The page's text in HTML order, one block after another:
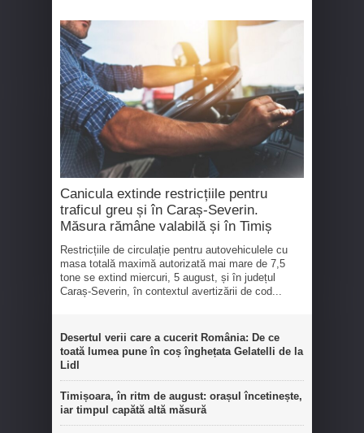
Canicula extinde restricțiile pentru
traficul greu și în Caraș-Severin.
Măsura rămâne valabilă și în Timiș
Restricțiile de circulație pentru autovehiculele cu
masa totală maximă autorizată mai mare de 7,5
tone se extind miercuri, 5 august, și în județul
Caraș-Severin, în contextul avertizării de cod...
Desertul verii care a cucerit România: De ce
toată lumea pune în coș înghețata Gelatelli de la
Lidl
Timișoara, în ritm de august: orașul încetinește,
iar timpul capătă altă măsură